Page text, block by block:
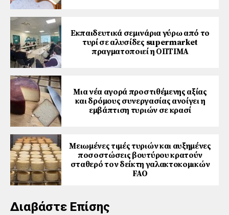
Εκπαιδευτικά σεμινάρια γύρω από το
τυρί σε αλυσίδες supermarket
πραγματοποιεί η ΟΠΤΙΜΑ
Μια νέα αγορά προστιθέμενης αξίας
και δρόμους συνεργασίας ανοίγει η
εμβάπτιση τυριών σε κρασί
Μειωμένες τιμές τυριών και αυξημένες
ποσοστώσεις βουτύρου κρατούν
σταθερό τον δείκτη γαλακτοκομικών
FAO
Διαβάστε Επίσης